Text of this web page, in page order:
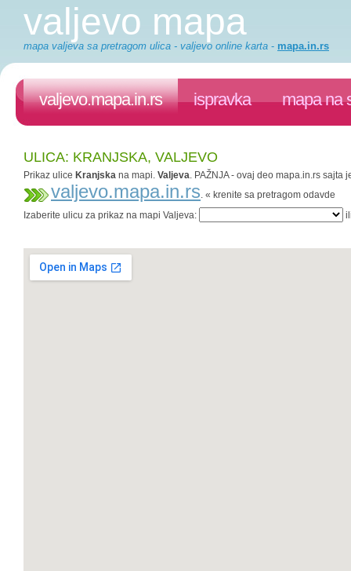
valjevo mapa
mapa valjeva sa pretragom ulica - valjevo online karta - mapa.in.rs
valjevo.mapa.in.rs ispravka mapa na
ULICA: KRANJSKA, VALJEVO
Prikaz ulice Kranjska na mapi. Valjeva. PAŽNJA - ovaj deo mapa.in.rs
valjevo.mapa.in.rs. « krenite sa pretragom odavde
Izaberite ulicu za prikaz na mapi Valjeva: